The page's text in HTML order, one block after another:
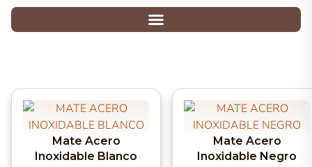
Mate Acero
Inoxidable Blanco
Mate Acero
Inoxidable Negro